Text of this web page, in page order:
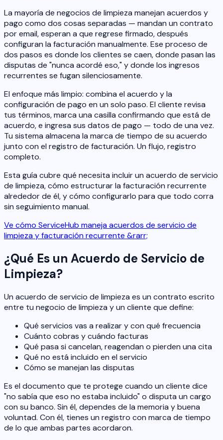
La mayoría de negocios de limpieza manejan acuerdos y
pago como dos cosas separadas — mandan un contrato
por email, esperan a que regrese firmado, después
configuran la facturación manualmente. Ese proceso de
dos pasos es donde los clientes se caen, donde pasan las
disputas de "nunca acordé eso," y donde los ingresos
recurrentes se fugan silenciosamente.
El enfoque más limpio: combina el acuerdo y la
configuración de pago en un solo paso. El cliente revisa
tus términos, marca una casilla confirmando que está de
acuerdo, e ingresa sus datos de pago — todo de una vez.
Tu sistema almacena la marca de tiempo de su acuerdo
junto con el registro de facturación. Un flujo, registro
completo.
Esta guía cubre qué necesita incluir un acuerdo de servicio
de limpieza, cómo estructurar la facturación recurrente
alrededor de él, y cómo configurarlo para que todo corra
sin seguimiento manual.
Ve cómo ServiceHub maneja acuerdos de servicio de
limpieza y facturación recurrente &rarr;
¿Qué Es un Acuerdo de Servicio de
Limpieza?
Un acuerdo de servicio de limpieza es un contrato escrito
entre tu negocio de limpieza y un cliente que define:
Qué servicios vas a realizar y con qué frecuencia
Cuánto cobras y cuándo facturas
Qué pasa si cancelan, reagendan o pierden una cita
Qué no está incluido en el servicio
Cómo se manejan las disputas
Es el documento que te protege cuando un cliente dice
"no sabía que eso no estaba incluido" o disputa un cargo
con su banco. Sin él, dependes de la memoria y buena
voluntad. Con él, tienes un registro con marca de tiempo
de lo que ambas partes acordaron.